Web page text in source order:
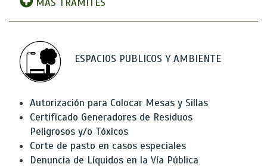
MÁS TRÁMITES
ESPACIOS PUBLICOS Y AMBIENTE
Autorización para Colocar Mesas y Sillas
Certificado Generadores de Residuos
Peligrosos y/o Tóxicos
Corte de pasto en casos especiales
Denuncia de Líquidos en la Vía Pública